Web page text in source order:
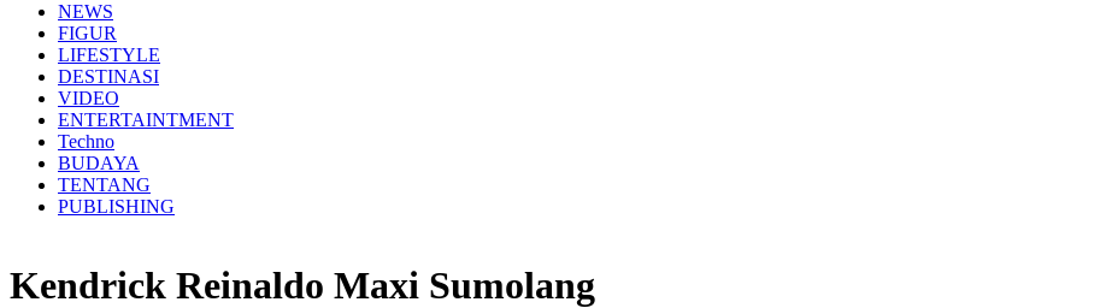
NEWS
FIGUR
LIFESTYLE
DESTINASI
VIDEO
ENTERTAINTMENT
Techno
BUDAYA
TENTANG
PUBLISHING
Kendrick Reinaldo Maxi Sumolang